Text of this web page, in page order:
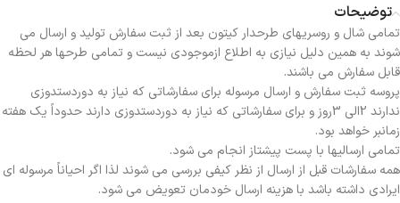
توضیحات
تمامی شال و روسریهای طرحدار کیتون بعد از ثبت سفارش تولید و ارسال می
شوند به همین دلیل نیازی به اطلاع ازموجودی نیست و تمامی طرحها هر لحظه
قابل سفارش می باشند.
پروسه ثبت سفارش و ارسال مرسوله برای سفارشاتی که نیاز به دوردستدوزی
ندارند 2الی 3روز و برای سفارشاتی که نیاز به دوردستدوزی دارند حدوداً یک هفته
زمانبر خواهد بود.
تمامی ارسالیها با پست پیشتاز انجام می شود.
همه سفارشات قبل از ارسال از نظر کیفی بررسی می شوند لذا اگر احیاناً مرسوله ای
ایرادی داشته باشد با هزینه ارسال خودمان تعویض می شود.